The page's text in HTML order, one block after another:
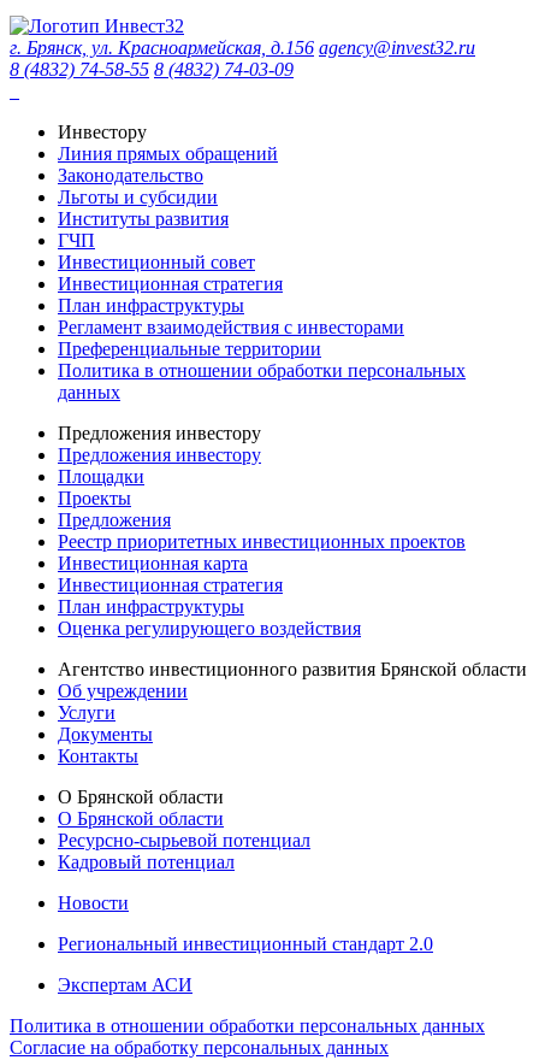
г. Брянск, ул. Красноармейская, д.156 agency@invest32.ru
8 (4832) 74-58-55 8 (4832) 74-03-09
Инвестору
Линия прямых обращений
Законодательство
Льготы и субсидии
Институты развития
ГЧП
Инвестиционный совет
Инвестиционная стратегия
План инфраструктуры
Регламент взаимодействия с инвесторами
Преференциальные территории
Политика в отношении обработки персональных
данных
Предложения инвестору
Предложения инвестору
Площадки
Проекты
Предложения
Реестр приоритетных инвестиционных проектов
Инвестиционная карта
Инвестиционная стратегия
План инфраструктуры
Оценка регулирующего воздействия
Агентство инвестиционного развития Брянской области
Об учреждении
Услуги
Документы
Контакты
О Брянской области
О Брянской области
Ресурсно-сырьевой потенциал
Кадровый потенциал
Новости
Региональный инвестиционный стандарт 2.0
Экспертам АСИ
Политика в отношении обработки персональных данных
Согласие на обработку персональных данных